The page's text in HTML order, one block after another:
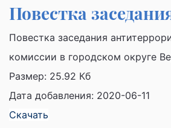
Повестка
Повестка заседания
комиссии в городском округе
Размер: 25.92 Кб
Дата добавления: 2020-06-11
Скачать